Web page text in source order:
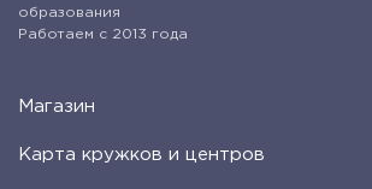
образования
Работаем с 2013 года
Магазин
Карта кружков и центров